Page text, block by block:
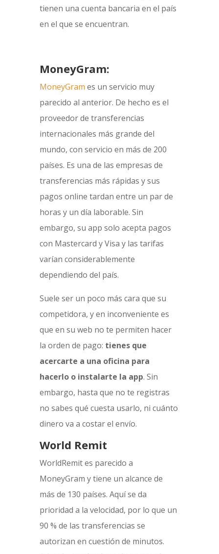
tienen una cuenta bancaria en el país
en el que se encuentran.
MoneyGram:
MoneyGram es un servicio muy
parecido al anterior. De hecho es el
proveedor de transferencias
internacionales más grande del
mundo, con servicio en más de 200
países. Es una de las empresas de
transferencias más rápidas y sus
pagos online tardan entre un par de
horas y un día laborable. Sin
embargo, su app solo acepta pagos
con Mastercard y Visa y las tarifas
varían considerablemente
dependiendo del país.
Suele ser un poco más cara que su
competidora, y en inconveniente es
que en su web no te permiten hacer
la orden de pago: tienes que
acercarte a una oficina para
hacerlo o instalarte la app. Sin
embargo, hasta que no te registras
no sabes qué cuesta usarlo, ni cuánto
dinero va a costar el envío.
World Remit
WorldRemit es parecido a
MoneyGram y tiene un alcance de
más de 130 países. Aquí se da
prioridad a la velocidad, por lo que un
90 % de las transferencias se
autorizan en cuestión de minutos.